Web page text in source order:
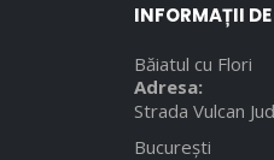
INFORMAȚII
Băiatul cu Flori
Adresa:
Strada Vulcan
București